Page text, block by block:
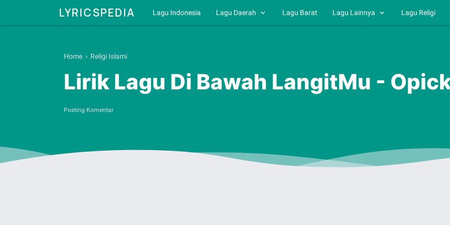
LYRICSPEDIA Lagu Indonesia Lagu Daerah Lagu Barat Lagu Lainnya Lagu Religi
Home › Religi Islami
Lirik Lagu Di Bawah LangitMu -
Posting Komentar